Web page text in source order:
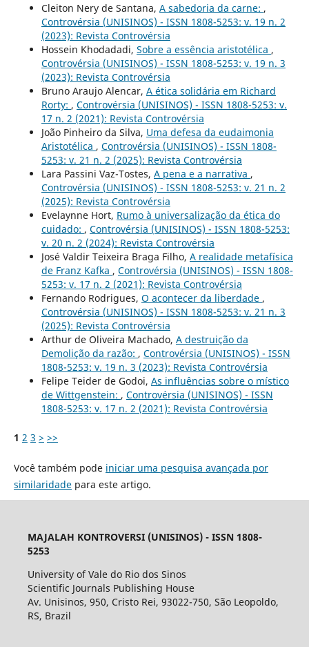
Cleiton Nery de Santana, A sabedoria da carne: ,
Controvérsia (UNISINOS) - ISSN 1808-5253: v. 19 n. 2
(2023): Revista Controvérsia
Hossein Khodadadi, Sobre a essência aristotélica ,
Controvérsia (UNISINOS) - ISSN 1808-5253: v. 19 n. 3
(2023): Revista Controvérsia
Bruno Araujo Alencar, A ética solidária em Richard
Rorty: , Controvérsia (UNISINOS) - ISSN 1808-5253: v.
17 n. 2 (2021): Revista Controvérsia
João Pinheiro da Silva, Uma defesa da eudaimonia
Aristotélica , Controvérsia (UNISINOS) - ISSN 1808-
5253: v. 21 n. 2 (2025): Revista Controvérsia
Lara Passini Vaz-Tostes, A pena e a narrativa ,
Controvérsia (UNISINOS) - ISSN 1808-5253: v. 21 n. 2
(2025): Revista Controvérsia
Evelaynne Hort, Rumo à universalização da ética do
cuidado: , Controvérsia (UNISINOS) - ISSN 1808-5253:
v. 20 n. 2 (2024): Revista Controvérsia
José Valdir Teixeira Braga Filho, A realidade metafísica
de Franz Kafka , Controvérsia (UNISINOS) - ISSN 1808-
5253: v. 17 n. 2 (2021): Revista Controvérsia
Fernando Rodrigues, O acontecer da liberdade ,
Controvérsia (UNISINOS) - ISSN 1808-5253: v. 21 n. 3
(2025): Revista Controvérsia
Arthur de Oliveira Machado, A destruição da
Demolição da razão: , Controvérsia (UNISINOS) - ISSN
1808-5253: v. 19 n. 3 (2023): Revista Controvérsia
Felipe Teider de Godoi, As influências sobre o místico
de Wittgenstein: , Controvérsia (UNISINOS) - ISSN
1808-5253: v. 17 n. 2 (2021): Revista Controvérsia
1 2 3 > >>
Você também pode iniciar uma pesquisa avançada por
similaridadepara este artigo.
MAJALAH KONTROVERSI (UNISINOS) - ISSN 1808-
5253
University of Vale do Rio dos Sinos
Scientific Journals Publishing House
Av. Unisinos, 950, Cristo Rei, 93022-750, São Leopoldo,
RS, Brazil